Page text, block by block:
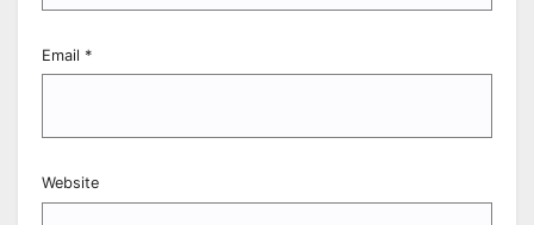
Email *
Website